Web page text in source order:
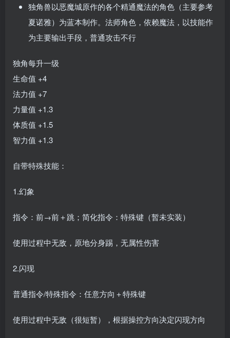
独角兽以恶魔城原作的各个精通魔法的角色（主要参考
夏诺雅）为蓝本制作。法师角色，依赖魔法，以技能作
为主要输出手段，普通攻击不行
独角每升一级
生命值 +4
法力值 +7
力量值 +1.3
体质值 +1.5
智力值 +1.3
自带特殊技能：
1.幻象
指令：前→前＋跳；简化指令：特殊键（暂未实装）
使用过程中无敌，原地分身踢，无属性伤害
2.闪现
普通指令/特殊指令：任意方向＋特殊键
使用过程中无敌（很短暂），根据操控方向决定闪现方向